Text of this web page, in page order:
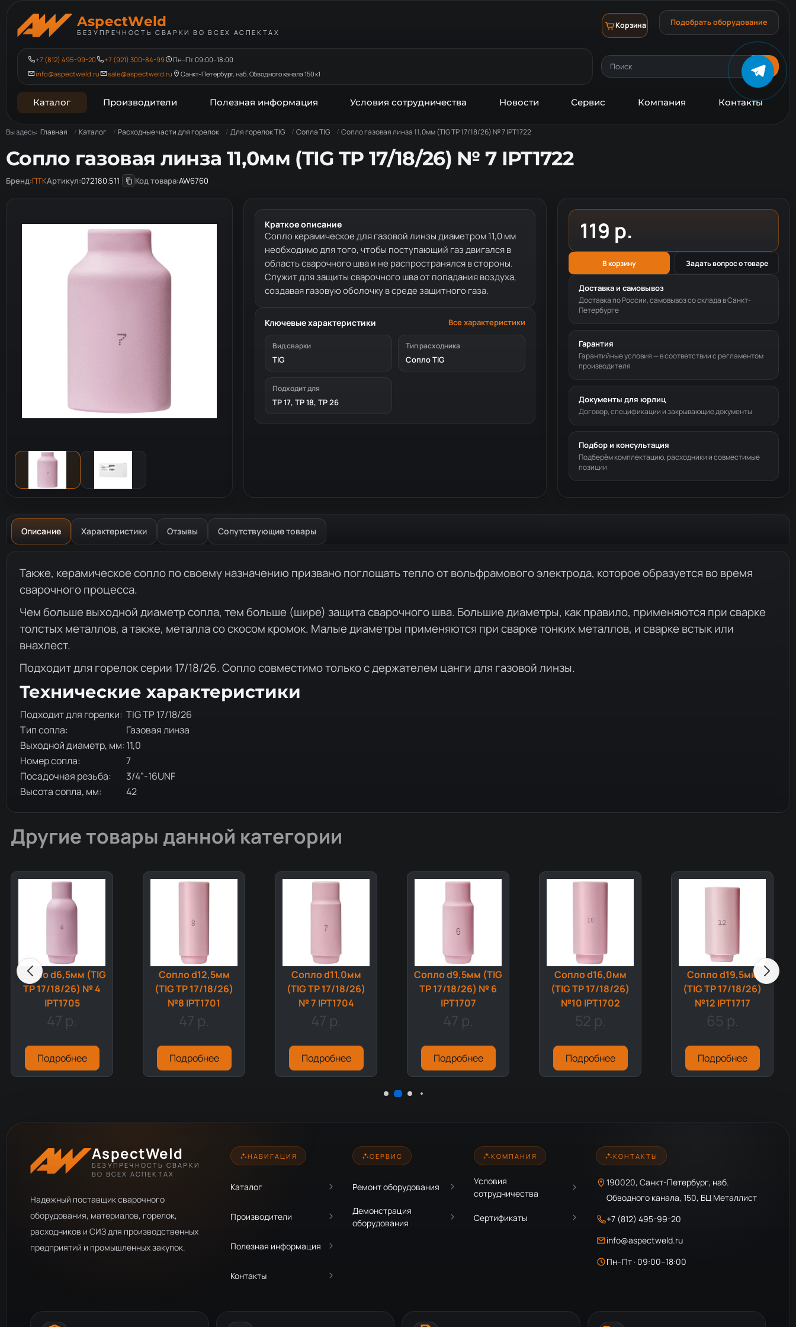
AspectWeld
БЕЗУПРЕЧНОСТЬ СВАРКИ ВО ВСЕХ АСПЕКТАХ
+7 (812) 495-99-20 +7 (921) 300-84-99
Пн–Пт 09:00–18:00
info@aspectweld.ru
sale@aspectweld.ru Санкт-Петербург, наб. Обводного канала 150 к1
Корзина Подобрать оборудование
Каталог Производители Полезная информация Условия сотрудничества Новости Сервис Компания Контакты
Вы здесь: Главная Каталог Расходные части для горелок Для горелок TIG Сопла TIG Сопло газовая линза 11,0мм (TIG TP 17/18/26) № 7 IPT1722
Сопло газовая линза 11,0мм (TIG TP 17/18/26) № 7 IPT1722
Бренд:ПТКАртикул:072.180.511 Код товара:AW6760
Краткое описание
Сопло керамическое для газовой линзы диаметром 11,0 мм
необходимо для того, чтобы поступающий газ двигался в
область сварочного шва и не распространялся в стороны.
Служит для защиты сварочного шва от попадания воздуха,
создавая газовую оболочку в среде защитного газа.
Ключевые характеристики Все характеристики
Вид сварки
TIG
Тип расходника
Сопло TIG
Подходит для
TP 17, TP 18, TP 26
119 р.
В корзину Задать вопрос о товаре
Доставка и самовывоз
Доставка по России, самовывоз со склада в Санкт-
Петербурге
Гарантия
Гарантийные условия — в соответствии с регламентом
производителя
Документы для юрлиц
Договор, спецификации и закрывающие документы
Подбор и консультация
Подберём комплектацию, расходники и совместимые
позиции
Описание Характеристики Отзывы Сопутствующие товары
Описание товара
Также, керамическое сопло по своему назначению призвано поглощать тепло от вольфрамового электрода, которое образуется во время
сварочного процесса.
Чем больше выходной диаметр сопла, тем больше (шире) защита сварочного шва. Большие диаметры, как правило, применяются при сварке
толстых металлов, а также, металла со скосом кромок. Малые диаметры применяются при сварке тонких металлов, и сварке встык или
внахлест.
Подходит для горелок серии 17/18/26. Сопло совместимо только с держателем цанги для газовой линзы.
Технические характеристики
Подходит для горелки: TIG TP 17/18/26
Тип сопла:
Газовая линза
Выходной диаметр, мм:11,0
Номер сопла:
7
Посадочная резьба:
3/4"-16UNF
Высота сопла, мм:
42
Другие товары данной категории
Сопло d6,5мм (TIG
TP 17/18/26) № 4
IPT1705
47 р.
Подробнее
Сопло d12,5мм
(TIG TP 17/18/26)
№8 IPT1701
47 р.
Подробнее
Сопло d11,0мм
(TIG TP 17/18/26)
№ 7 IPT1704
47 р.
Подробнее
Сопло d9,5мм (TIG
TP 17/18/26) № 6
IPT1707
47 р.
Подробнее
Сопло d16,0мм
(TIG TP 17/18/26)
№10 IPT1702
52 р.
Подробнее
Сопло d19,5мм
(TIG TP 17/18/26)
№12 IPT1717
65 р.
Подробнее
AspectWeld
БЕЗУПРЕЧНОСТЬ СВАРКИ
ВО ВСЕХ АСПЕКТАХ
Надежный поставщик сварочного
оборудования, материалов, горелок,
расходников и СИЗ для производственных
предприятий и промышленных закупок.
НАВИГАЦИЯ
Каталог
Производители
Полезная информация
Контакты
СЕРВИС
Ремонт оборудования
Демонстрация
оборудования
КОМПАНИЯ
Условия
сотрудничества
Сертификаты
КОНТАКТЫ
190020, Санкт-Петербург, наб.
Обводного канала, 150, БЦ Металлист
+7 (812) 495-99-20
info@aspectweld.ru
Пн–Пт · 09:00–18:00